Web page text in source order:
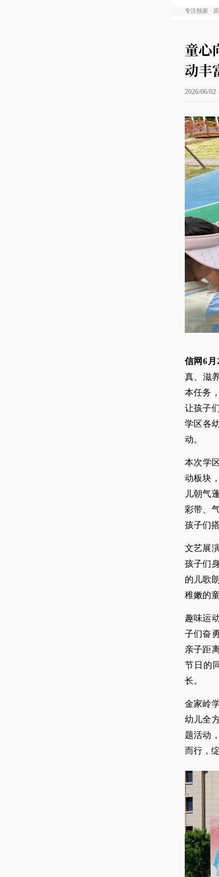
专注独家 ·
童心
动丰
2026/06/02
信网6
真、滋
本任务
让孩子
学区各
动。
本次学
动板块
儿朝气
彩带、
孩子们
文艺展
孩子们
的儿歌
稚嫩的
趣味运
子们奋
亲子距
节日的
长。
金家岭
幼儿全
题活动
而行，